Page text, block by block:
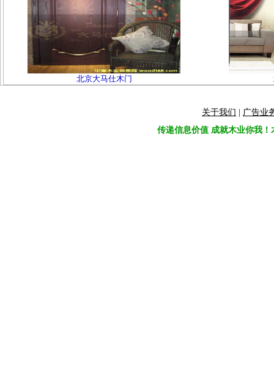
北京大马仕木门
关于我们
广告业
传递信息价值 成就木业你我